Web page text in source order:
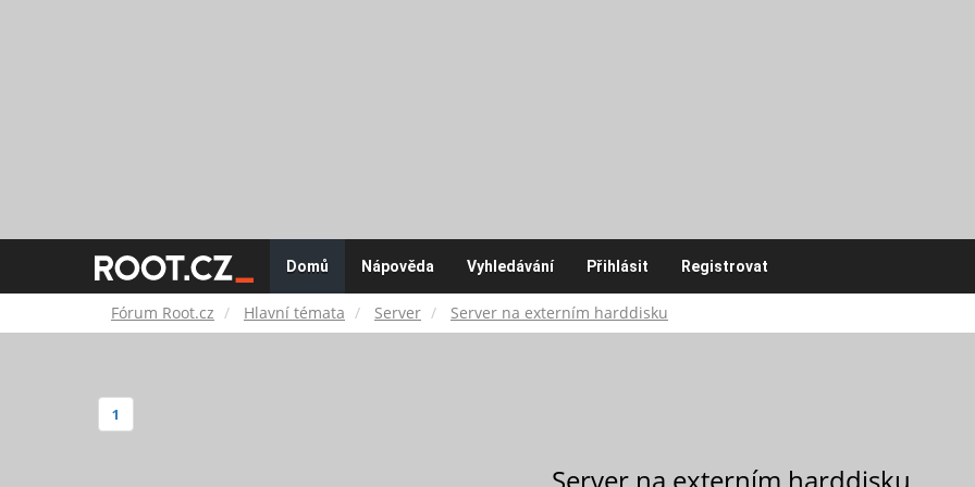
Fórum
Root.cz
Domů Nápověda Vyhledávání Přihlásit Registrovat
Fórum Root.cz Hlavní témata Server Server na externím harddisku
1